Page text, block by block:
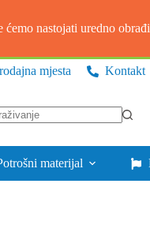
ćemo nastojati uredno
mjesta Kontakt
materijal